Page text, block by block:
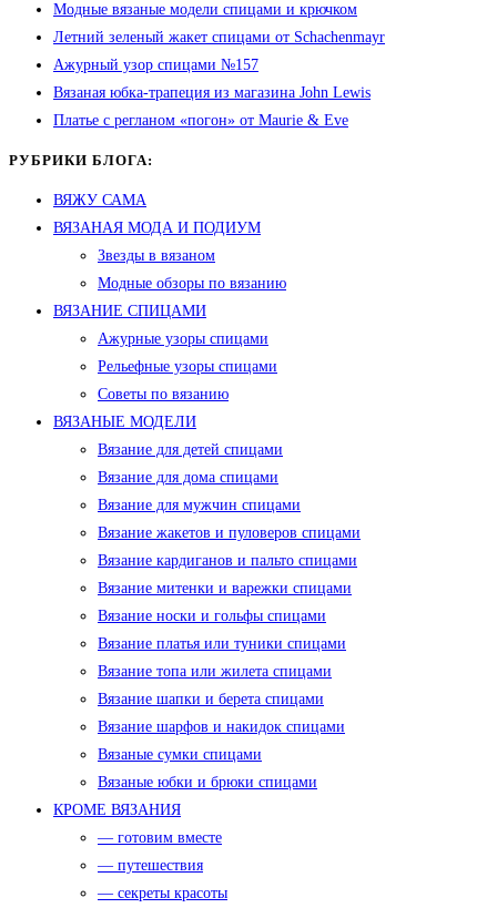
Модные вязаные модели спицами и крючком
Летний зеленый жакет спицами от Schachenmayr
Ажурный узор спицами №157
Вязаная юбка-трапеция из магазина John Lewis
Платье с регланом «погон» от Maurie & Eve
РУБРИКИ БЛОГА:
ВЯЖУ САМА
ВЯЗАНАЯ МОДА И ПОДИУМ
Звезды в вязаном
Модные обзоры по вязанию
ВЯЗАНИЕ СПИЦАМИ
Ажурные узоры спицами
Рельефные узоры спицами
Советы по вязанию
ВЯЗАНЫЕ МОДЕЛИ
Вязание для детей спицами
Вязание для дома спицами
Вязание для мужчин спицами
Вязание жакетов и пуловеров спицами
Вязание кардиганов и пальто спицами
Вязание митенки и варежки спицами
Вязание носки и гольфы спицами
Вязание платья или туники спицами
Вязание топа или жилета спицами
Вязание шапки и берета спицами
Вязание шарфов и накидок спицами
Вязаные сумки спицами
Вязаные юбки и брюки спицами
КРОМЕ ВЯЗАНИЯ
— готовим вместе
— путешествия
— секреты красоты